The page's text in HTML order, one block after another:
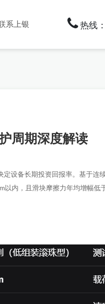
系上银 热线
周期深度解读
定设备长期投资回报率。基于连
以内，且滑块摩擦力年均增幅低